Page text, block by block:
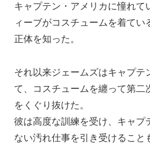
キャプテン・アメリカに憧れて
ィーブがコスチュームを着て
正体を知った。
それ以来ジェームズはキャプテ
て、コスチュームを纏って第二
をくぐり抜けた。
彼は高度な訓練を受け、キャプ
ない汚れ仕事を引き受けること